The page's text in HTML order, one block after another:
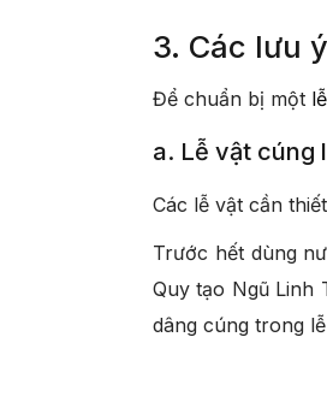
3. Các lưu
Để chuẩn bị một
a. Lễ vật cúng
Các lễ vật cần
Trước hết dùng
Quy tạo Ngũ Linh
dâng cúng trong